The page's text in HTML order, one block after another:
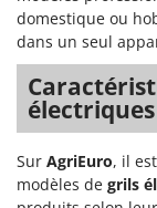
S
Scies à os
Scies à
Scies
Scies de
Sécateurs
Imperia
Infaco
Intec
Intex
Italyco
domestique ou
dans un seul
Sur AgriEuro, il
modèles de grils